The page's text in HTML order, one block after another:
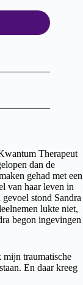
Therapeut
dan de
gehad met een
van haar leven in
stond Sandra
lukte niet,
begon ingevingen
mijn traumatische
En daar kreeg